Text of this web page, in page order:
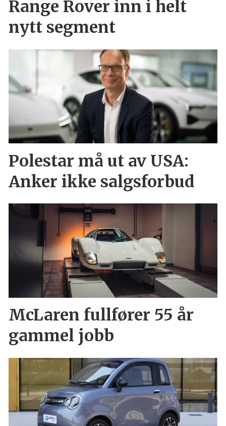
Range Rover inn i helt
nytt segment
Polestar må ut av USA:
Anker ikke salgsforbud
McLaren fullfører 55 år
gammel jobb